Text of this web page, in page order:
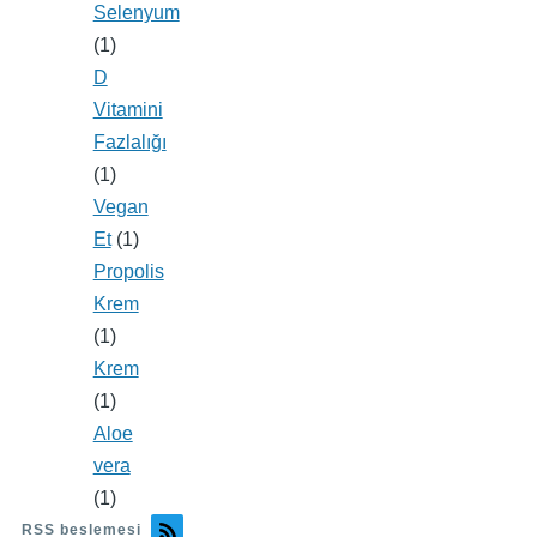
Selenyum
(1)
D
Vitamini
Fazlalığı
(1)
Vegan
Et(1)
Propolis
Krem
(1)
Krem
(1)
Aloe
vera
(1)
RSS beslemesi